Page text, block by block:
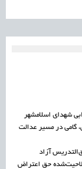
نیروی شرکتی، گامی در مسیر عدالت
آزاد
حق اعتراض